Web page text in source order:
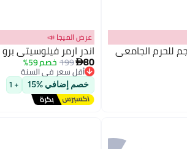
للحرم الجامعي
عرض الميجا 📣
اندر ارمر فيلوسيتي برو
80
199خصم 59%
أقل سعر في السنة
توصيل مجاني
أقل سعر في السنة
خصم إضافي %15 + 1